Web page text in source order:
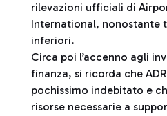
rilevazioni ufficiali di
International, nonostante
inferiori.
Circa poi l’accenno agli
finanza, si ricorda che
pochissimo indebitato e
risorse necessarie a